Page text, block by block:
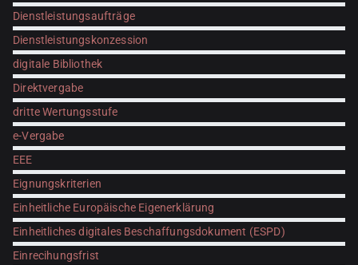
Dienstleistungsaufträge
Dienstleistungskonzession
digitale Bibliothek
Direktvergabe
dritte Wertungsstufe
e-Vergabe
EEE
Eignungskriterien
Einheitliche Europäische Eigenerklärung
Einheitliches digitales Beschaffungsdokument (ESPD)
Einrecihungsfrist